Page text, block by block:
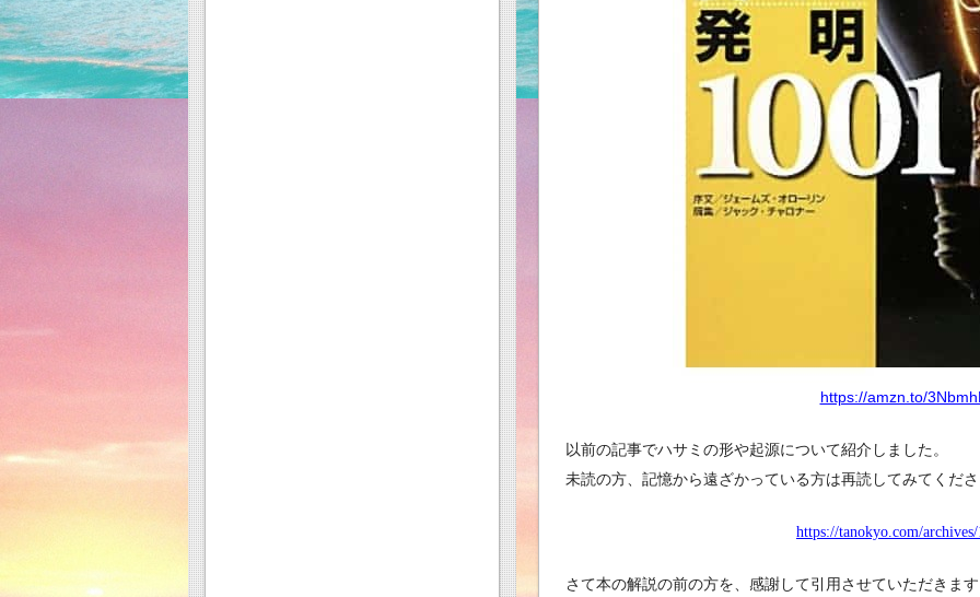
https://amzn.to/
以前の記事でハサミの形や起源について紹介しました。
未読の方、記憶から遠ざかっている方は再読してみてくだ
https://tanokyo.com/
さて本の解説の前の方を、感謝して引用させていただきま